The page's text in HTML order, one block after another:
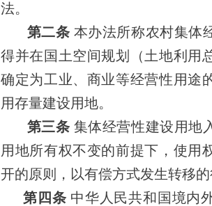
法。
第二条 本办法所称农村集体
得并在国土空间规划（土地利用
确定为工业、商业等经营性用途
用存量建设用地。
第三条 集体经营性建设用地
用地所有权不变的前提下，使用
开的原则，以有偿方式发生转移
第四条 中华人民共和国境内